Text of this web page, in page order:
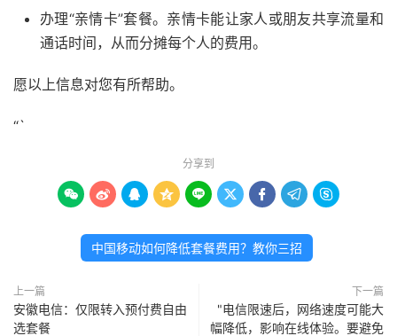
办理“亲情卡”套餐。亲情卡能让家人或朋友共享流量和
通话时间，从而分摊每个人的费用。
愿以上信息对您有所帮助。
“`
分享到
        
中国移动如何降低套餐费用？教你三招
上一篇
安徽电信：仅限转入预付费自由
选套餐
下一篇
"电信限速后，网络速度可能大
幅降低，影响在线体验。要避免